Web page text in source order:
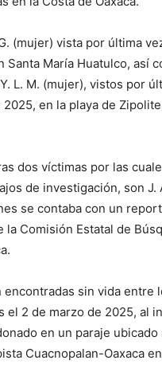
(mujer) vista por última
María Huatulco, así
L. M. (mujer), vistos por
en la playa de
dos víctimas por las
de investigación, son J.
se contaba con un
la Comisión Estatal de
encontradas sin vida entre
el 2 de marzo de 2025, al
en un paraje ubicado
Cuacnopalan-Oaxaca